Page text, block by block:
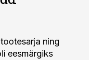
ning
eesmärgiks